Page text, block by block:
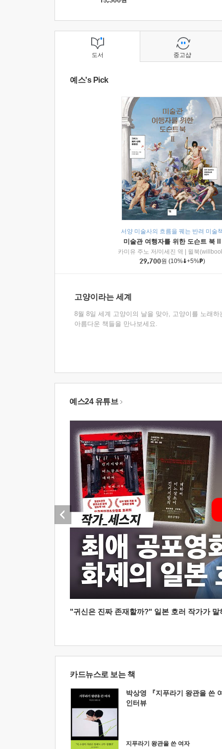
도서
예스's Pick
서양 미술사의 흐름을 꿰는 반려 미술
미술관 여행자를 위한 도슨트 북 II
카미유 주노 저/이세진 역
윌북
29,700원 (10% +5% )
고양이라는 세계
8월 8일 세계 고양이의 날을 맞아, 고양이를 노래하
아름다운 책들을 만나보세요.
중고샵
예스24 유튜브
"귀신은 진짜 존재할까?" 일본 호러 작가가
카드뉴스로 보는 책
박상영 『지푸라기 왕관을 쓴
인터뷰
지푸라기 왕관을 쓴 여자